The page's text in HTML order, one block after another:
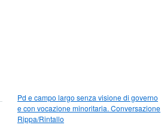
Pd e campo largo senza visione di governo
e con vocazione minoritaria. Conversazione
Rippa/Rintallo